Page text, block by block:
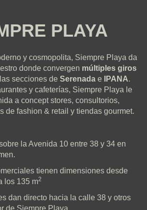
PLAYA
y cosmopolita, Siempre Playa da
donde convergen múltiples giros
secciones de Serenada e IPANA.
y cafeterías, Siempre Playa le
a concept stores, consultorios,
de fashion & retail y tiendas gourmet.
la Avenida 10 entre 38 y 34 en
tienen dimensiones desde
los 135 m2
dan directo hacia la calle 38 y otros